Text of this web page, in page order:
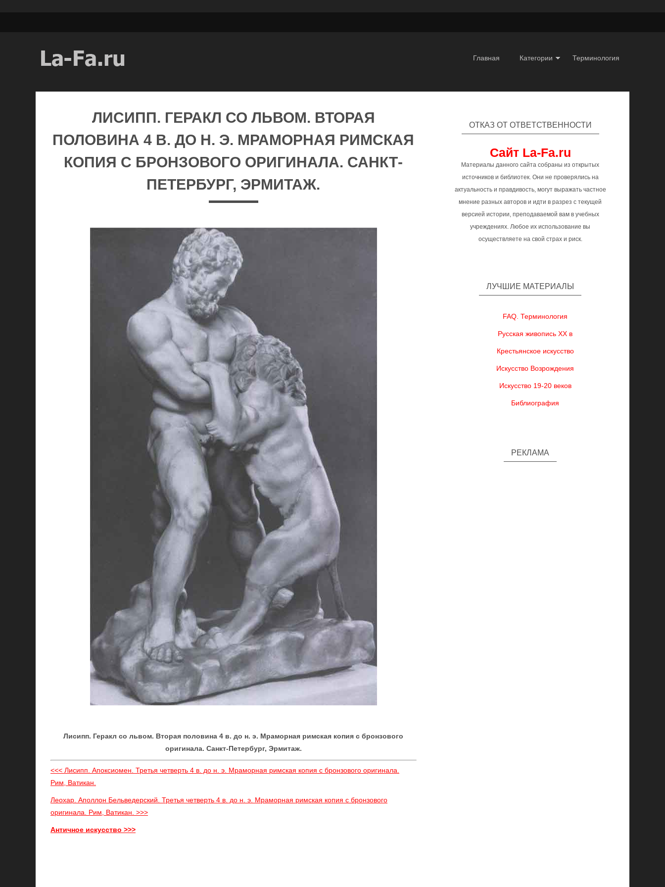
Главная Категории Терминология
ЛИСИПП. ГЕРАКЛ СО ЛЬВОМ. ВТОРАЯ
ПОЛОВИНА 4 В. ДО Н. Э. МРАМОРНАЯ РИМСКАЯ
КОПИЯ С БРОНЗОВОГО ОРИГИНАЛА. САНКТ-
ПЕТЕРБУРГ, ЭРМИТАЖ.
Лисипп. Геракл со львом. Вторая половина 4 в. до н. э. Мраморная римская копия с бронзового
оригинала. Санкт-Петербург, Эрмитаж.
<<< Лисипп. Апоксиомен. Третья четверть 4 в. до н. э. Мраморная римская копия с бронзового оригинала.
Рим, Ватикан.
Леохар. Аполлон Бельведерский. Третья четверть 4 в. до н. э. Мраморная римская копия с бронзового
оригинала. Рим, Ватикан. >>>
Античное искусство >>>
ОТКАЗ ОТ ОТВЕТСТВЕННОСТИ
Сайт La-Fa.ru
Материалы данного сайта собраны из открытых
источников и библиотек. Они не проверялись на
актуальность и правдивость, могут выражать частное
мнение разных авторов и идти в разрез с текущей
версией истории, преподаваемой вам в учебных
учреждениях. Любое их использование вы
осуществляете на свой страх и риск.
ЛУЧШИЕ МАТЕРИАЛЫ
FAQ. Терминология
Русская живопись XX в
Крестьянское искусство
Искусство Возрождения
Искусство 19-20 веков
Библиография
РЕКЛАМА